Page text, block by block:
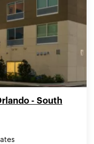
- South